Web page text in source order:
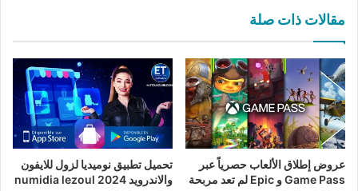
مقالات ذات صلة
عروض إطلاق الألعاب حصرياً عبر
Game Pass و Epic لم تعد مربحة
تحميل تطبيق نوميديا لزول للايفون
والاندرويد numidia lezoul 2024